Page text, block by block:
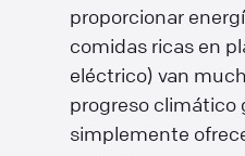
proporcionar
comidas ricas en
eléctrico) van
progreso climático
simplemente